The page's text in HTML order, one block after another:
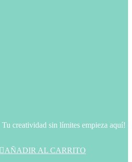
Tu creatividad sin límites empieza aquí!
 AÑADIR AL CARRITO